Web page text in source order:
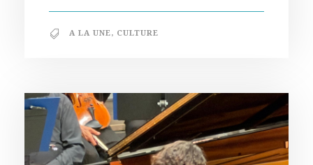
A LA UNE, CULTURE